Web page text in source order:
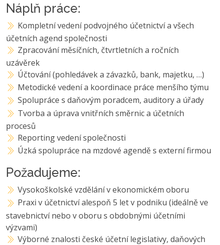
Náplň práce:
Kompletní vedení podvojného účetnictví a všech
účetních agend společnosti
Zpracování měsíčních, čtvrtletních a ročních
uzávěrek
Účtování (pohledávek a závazků, bank, majetku, …)
Metodické vedení a koordinace práce menšího týmu
Spolupráce s daňovým poradcem, auditory a úřady
Tvorba a úprava vnitřních směrnic a účetních
procesů
Reporting vedení společnosti
Úzká spolupráce na mzdové agendě s externí firmou
Požadujeme:
Vysokoškolské vzdělání v ekonomickém oboru
Praxi v účetnictví alespoň 5 let v podniku (ideálně ve
stavebnictví nebo v oboru s obdobnými účetními
výzvami)
Výborné znalosti české účetní legislativy, daňových